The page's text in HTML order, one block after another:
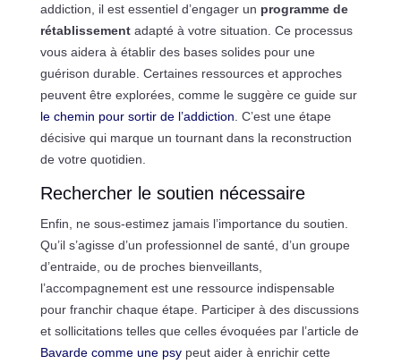
addiction, il est essentiel d’engager un programme de
rétablissementadapté à votre situation. Ce processus
vous aidera à établir des bases solides pour une
guérison durable. Certaines ressources et approches
peuvent être explorées, comme le suggère ce guide sur
le chemin pour sortir de l’addiction . C’est une étape
décisive qui marque un tournant dans la reconstruction
de votre quotidien.
Rechercher le soutien nécessaire
Enfin, ne sous-estimez jamais l’importance du soutien.
Qu’il s’agisse d’un professionnel de santé, d’un groupe
d’entraide, ou de proches bienveillants,
l’accompagnement est une ressource indispensable
pour franchir chaque étape. Participer à des discussions
et sollicitations telles que celles évoquées par l’article de
Bavarde comme une psypeut aider à enrichir cette